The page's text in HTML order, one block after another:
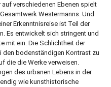
verschiedenen Ebenen spielt
Westermanns. Und
Erkenntnisreise ist Teil der
Es entwickelt sich stringent und
mit ein. Die Schlichtheit der
den bodenständigen Kontrast zu
die die Werke verweisen.
des urbanen Lebens in der
wie kunsthistorische